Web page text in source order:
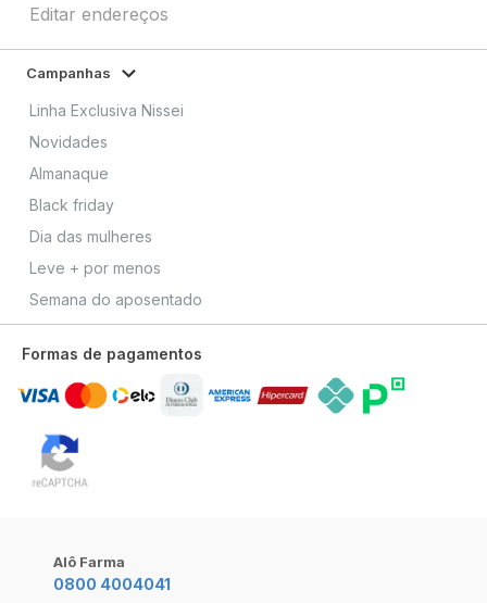
Editar endereços
Campanhas
Linha Exclusiva Nissei
Novidades
Almanaque
Black friday
Dia das mulheres
Leve + por menos
Semana do aposentado
Formas de pagamentos
Alô Farma
0800 4004041